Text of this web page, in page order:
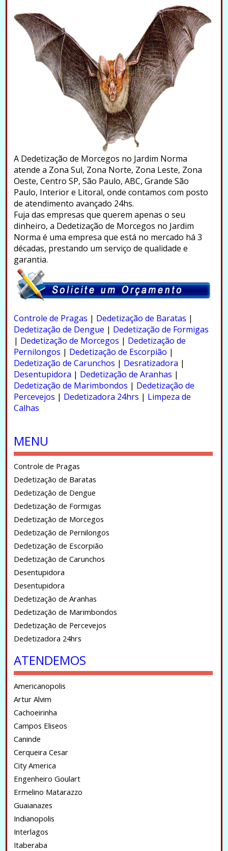
A Dedetização de Morcegos no Jardim Norma
atende a Zona Sul, Zona Norte, Zona Leste, Zona
Oeste, Centro SP, São Paulo, ABC, Grande São
Paulo, Interior e Litoral, onde contamos com posto
de atendimento avançado 24hs.
Fuja das empresas que querem apenas o seu
dinheiro, a Dedetização de Morcegos no Jardim
Norma é uma empresa que está no mercado há 3
décadas, prestando um serviço de qualidade e
garantia.
Controle de Pragas | Dedetização de Baratas |
Dedetização de Dengue | Dedetização de Formigas
| Dedetização de Morcegos | Dedetização de
Pernilongos | Dedetização de Escorpião |
Dedetização de Carunchos | Desratizadora |
Desentupidora | Dedetização de Aranhas |
Dedetização de Marimbondos | Dedetização de
Percevejos | Dedetizadora 24hrs | Limpeza de
Calhas
MENU
Controle de Pragas
Dedetização de Baratas
Dedetização de Dengue
Dedetização de Formigas
Dedetização de Morcegos
Dedetização de Pernilongos
Dedetização de Escorpião
Dedetização de Carunchos
Desentupidora
Desentupidora
Dedetização de Aranhas
Dedetização de Marimbondos
Dedetização de Percevejos
Dedetizadora 24hrs
ATENDEMOS
Americanopolis
Artur Alvim
Cachoeirinha
Campos Eliseos
Caninde
Cerqueira Cesar
City America
Engenheiro Goulart
Ermelino Matarazzo
Guaianazes
Indianopolis
Interlagos
Itaberaba